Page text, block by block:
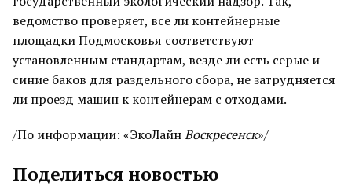
ведомство проверяет, все ли контейнерные
площадки Подмосковья соответствуют
установленным стандартам, везде ли есть серые и
синие баков для раздельного сбора, не затрудняется
ли проезд машин к контейнерам с отходами.
/По информации: «ЭкоЛайнВоскресенск»/
Поделиться новостью